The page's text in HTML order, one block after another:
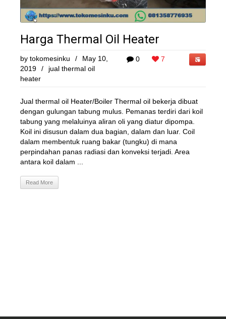
Harga Thermal Oil Heater
0 7
by tokomesinku /
May 10,
2019
/
jual thermal oil
heater
Jual thermal oil Heater/Boiler Thermal oil bekerja dibuat
dengan gulungan tabung mulus. Pemanas terdiri dari koil
tabung yang melaluinya aliran oli yang diatur dipompa.
Koil ini disusun dalam dua bagian, dalam dan luar. Coil
dalam membentuk ruang bakar (tungku) di mana
perpindahan panas radiasi dan konveksi terjadi. Area
antara koil dalam ...
Read More